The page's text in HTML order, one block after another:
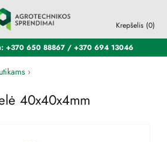
Krepšelis (0)
+370 650 88867 / +370 694 13046
›
40x40x4mm